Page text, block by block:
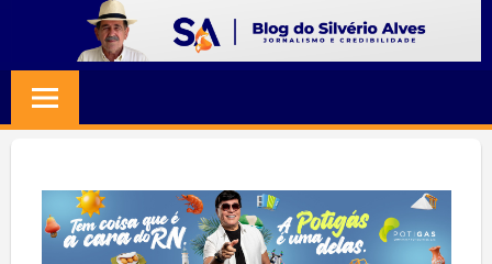
content
SILVERIO
ALVES
Jornalismo
Credibilidade